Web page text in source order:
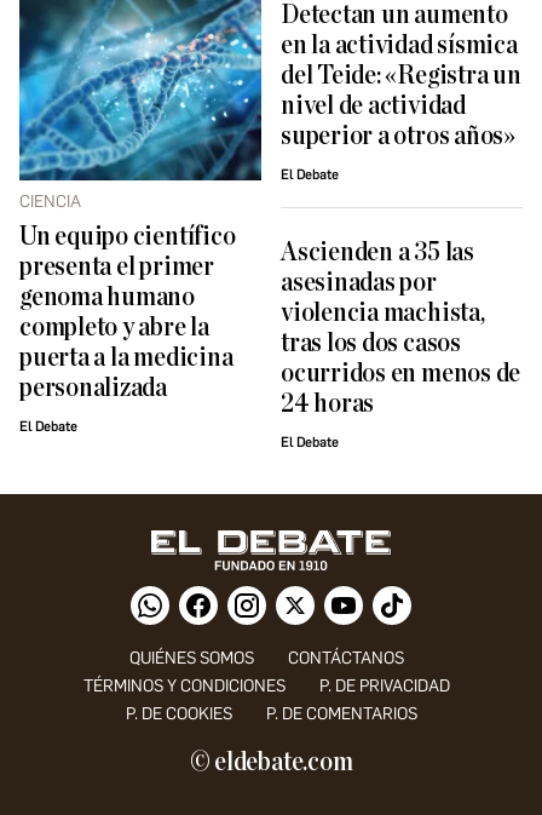
CIENCIA
Un equipo científico
presenta el primer
genoma humano
completo y abre la
puerta a la medicina
personalizada
El Debate
Detectan un aumento
en la actividad sísmica
del Teide: «Registra un
nivel de actividad
superior a otros años»
El Debate
Ascienden a 35 las
asesinadas por
violencia machista,
tras los dos casos
ocurridos en menos de
24 horas
El Debate
QUIÉNES SOMOS
CONTÁCTANOS
TÉRMINOS Y CONDICIONES
P. DE PRIVACIDAD
P. DE COOKIES
P. DE COMENTARIOS
© eldebate.com